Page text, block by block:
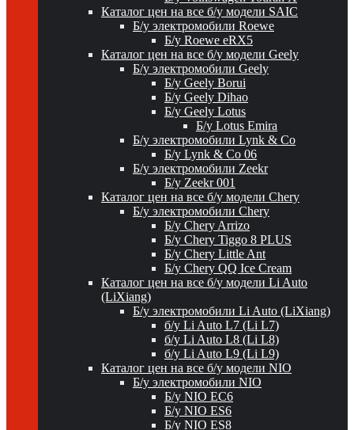
Каталог цен на все б/у модели SAIC
Б/у электромобили Roewe
Б/у Roewe eRX5
Каталог цен на все б/у модели Geely
Б/у электромобили Geely
Б/у Geely Borui
Б/у Geely Dihao
Б/у Geely Lotus
Б/у Lotus Emira
Б/у электромобили Lynk & Co
Б/у Lynk & Co 06
Б/у электромобили Zeekr
Б/у Zeekr 001
Каталог цен на все б/у модели Chery
Б/у электромобили Chery
Б/у Chery Arrizo
Б/у Chery Tiggo 8 PLUS
Б/у Chery Little Ant
Б/у Chery QQ Ice Cream
Каталог цен на все б/у модели Li Auto
(LiXiang)
Б/у электромобили Li Auto (LiXiang)
б/у Li Auto L7 (Li L7)
б/у Li Auto L8 (Li L8)
б/у Li Auto L9 (Li L9)
Каталог цен на все б/у модели NIO
Б/у электромобили NIO
Б/у NIO EC6
Б/у NIO ES6
Б/у NIO ES8